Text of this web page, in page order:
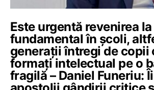
Este urgentă revenirea la
fundamental în școli,
generații întregi de copii
formați intelectual pe o
fragilă – Daniel Funeriu: